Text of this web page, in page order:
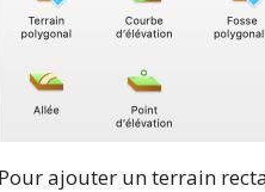
Pour ajouter un terrain